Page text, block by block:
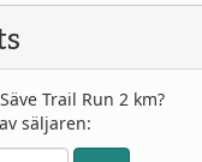
Trail Run 2 km?
säljaren: